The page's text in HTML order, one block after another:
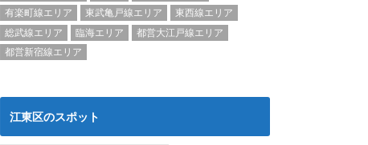
有楽町線エリア
東武亀戸線エリア
東西線エリア
総武線エリア
臨海エリア
都営大江戸線エリア
都営新宿線エリア
江東区のスポット